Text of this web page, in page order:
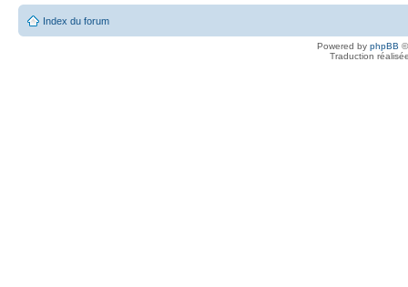
Index du forum
Powered by phpBB
Traduction